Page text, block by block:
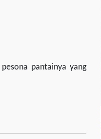
pantainya yang